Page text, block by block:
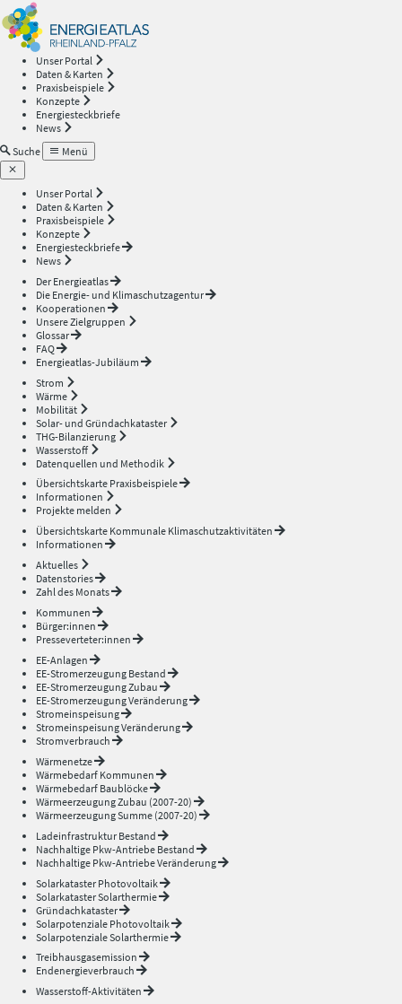
Unser Portal
Daten & Karten
Praxisbeispiele
Konzepte
Energiesteckbriefe
News
Suche
Menü
Unser Portal
Daten & Karten
Praxisbeispiele
Konzepte
Energiesteckbriefe
News
Der Energieatlas
Die Energie- und Klimaschutzagentur
Kooperationen
Unsere Zielgruppen
Glossar
FAQ
Energieatlas-Jubiläum
Strom
Wärme
Mobilität
Solar- und Gründachkataster
THG-Bilanzierung
Wasserstoff
Datenquellen und Methodik
Übersichtskarte Praxisbeispiele
Informationen
Projekte melden
Übersichtskarte Kommunale Klimaschutzaktivitäten
Informationen
Aktuelles
Datenstories
Zahl des Monats
Kommunen
Bürger:innen
Presseverteter:innen
EE-Anlagen
EE-Stromerzeugung Bestand
EE-Stromerzeugung Zubau
EE-Stromerzeugung Veränderung
Stromeinspeisung
Stromeinspeisung Veränderung
Stromverbrauch
Wärmenetze
Wärmebedarf Kommunen
Wärmebedarf Baublöcke
Wärmeerzeugung Zubau (2007-20)
Wärmeerzeugung Summe (2007-20)
Ladeinfrastruktur Bestand
Nachhaltige Pkw-Antriebe Bestand
Nachhaltige Pkw-Antriebe Veränderung
Solarkataster Photovoltaik
Solarkataster Solarthermie
Gründachkataster
Solarpotenziale Photovoltaik
Solarpotenziale Solarthermie
Treibhausgasemission
Endenergieverbrauch
Wasserstoff-Aktivitäten